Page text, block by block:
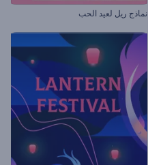
نماذج ريل لعيد الحب